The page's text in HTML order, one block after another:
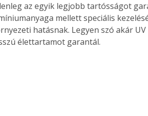
az egyik legjobb tartósságot
mellett speciális
hatásnak. Legyen szó akár
élettartamot garantál.